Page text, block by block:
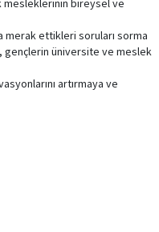
mesleklerinin bireysel ve
merak ettikleri soruları sorma
gençlerin üniversite ve meslek
artırmaya ve